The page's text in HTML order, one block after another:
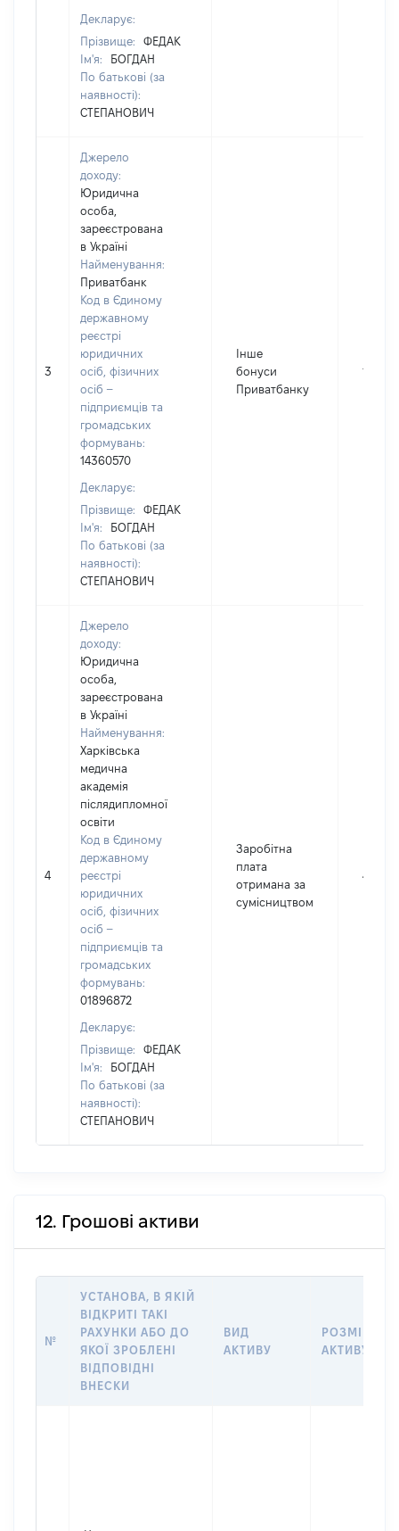
Декларує:
Прізвище:
ФЕДАК
Ім'я:
БОГДАН
По батькові (за
наявності):
СТЕПАНОВИЧ
3
Джерело
доходу:
Юридична
особа,
зареєстрована
в Україні
Найменування:
Приватбанк
Код в Єдиному
державному
реєстрі
юридичних
осіб, фізичних
осіб –
підприємців та
громадських
формувань:
14360570
Декларує:
Прізвище:
ФЕДАК
Ім'я:
БОГДАН
По батькові (за
наявності):
СТЕПАНОВИЧ
Інше
бонуси
Приватбанку
175
4
Джерело
доходу:
Юридична
особа,
зареєстрована
в Україні
Найменування:
Харківська
медична
академія
післядипломної
освіти
Код в Єдиному
державному
реєстрі
юридичних
осіб, фізичних
осіб –
підприємців та
громадських
формувань:
01896872
Декларує:
Прізвище:
ФЕДАК
Ім'я:
БОГДАН
По батькові (за
наявності):
СТЕПАНОВИЧ
Заробітна
плата
отримана за
сумісництвом
49704
12. Грошові активи
№
УСТАНОВА, В ЯКІЙ
ВІДКРИТІ ТАКІ
РАХУНКИ АБО ДО
ЯКОЇ ЗРОБЛЕНІ
ВІДПОВІДНІ
ВНЕСКИ
ВИД
АКТИВУ
РОЗМІР
АКТИВУ